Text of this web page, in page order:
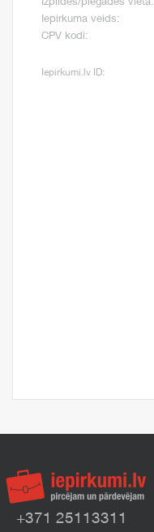
Izpildes/piegādes vieta:
Iepirkuma veids:
CPV kodi:
Iepirkumi.lv ID:
+371 25113311